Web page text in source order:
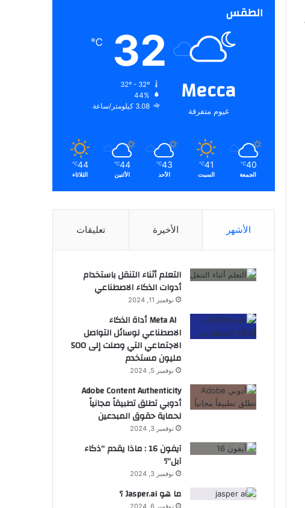
الطقس
Mecca
غيوم متفرقة
32
℃
44%
3.08 كيلومتر/ساعة
40
℃
الجمعة
41
℃
السبت
43
℃
الأحد
44
℃
الأثنين
44
℃
الثلاثاء
الأشهر الأخيرة تعليقات
التعلم أثناء التنقل باستخدام
أدوات الذكاء الاصطناعي
نوفمبر 11, 2024
Meta AI أداة الذكاء
الاصطناعي لوسائل التواصل
الاجتماعي التي وصلت إلى 500
مليون مستخدم
نوفمبر 5, 2024
Adobe Content Authenticity
أدوبي تطلق تطبيقاً مجانياً
لحماية حقوق المبدعين
نوفمبر 3, 2024
آيفون 16 : ماذا يقدم “ذكاء
آبل”؟
نوفمبر 3, 2024
ما هو Jasper.ai ؟
نوفمبر 6, 2024